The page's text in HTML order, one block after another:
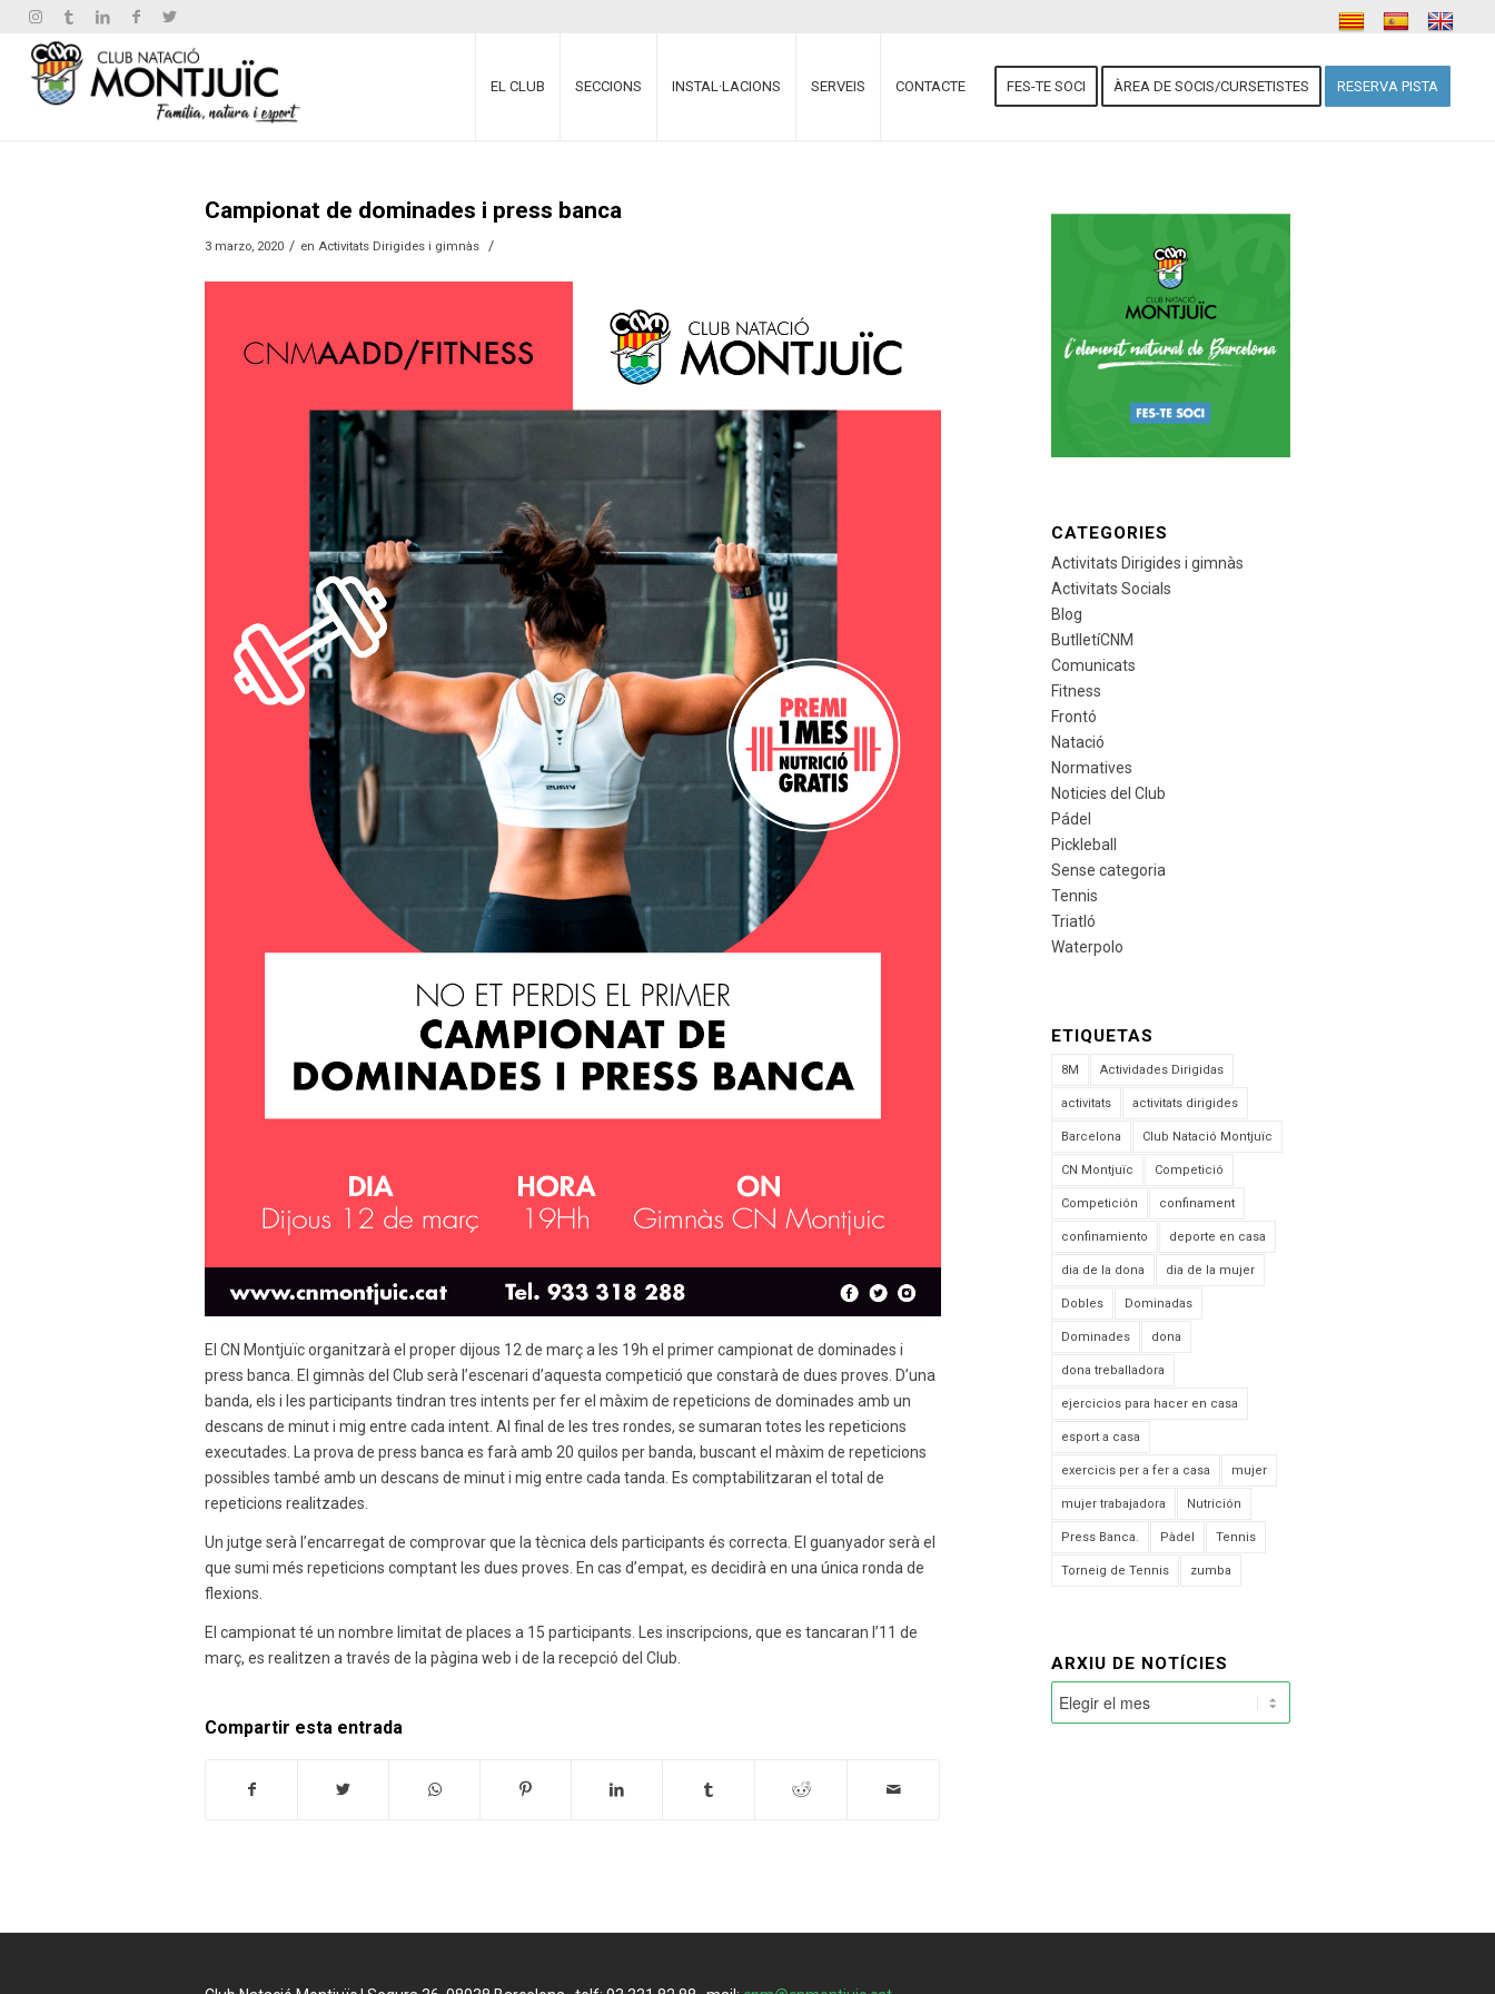
EL CLUB SECCIONS INSTAL·LACIONS SERVEIS CONTACTE FES-TE SOCI ÀREA DE SOCIS/CURSETISTES RESERVA PISTA
Campionat de dominades i press banca
3 marzo, 2020 / enActivitats Dirigides i gimnàs /
El CN Montjuïc organitzarà el proper dijous 12 de març a les 19h el primer campionat de dominades i
press banca. El gimnàs del Club serà l’escenari d’aquesta competició que constarà de dues proves. D’una
banda, els i les participants tindran tres intents per fer el màxim de repeticions de dominades amb un
descans de minut i mig entre cada intent. Al final de les tres rondes, se sumaran totes les repeticions
executades. La prova de press banca es farà amb 20 quilos per banda, buscant el màxim de repeticions
possibles també amb un descans de minut i mig entre cada tanda. Es comptabilitzaran el total de
repeticions realitzades.
Un jutge serà l’encarregat de comprovar que la tècnica dels participants és correcta. El guanyador serà el
que sumi més repeticions comptant les dues proves. En cas d’empat, es decidirà en una única ronda de
flexions.
El campionat té un nombre limitat de places a 15 participants. Les inscripcions, que es tancaran l’11 de
març, es realitzen a través de la pàgina web i de la recepció del Club.
Compartir esta entrada
CATEGORIES
Activitats Dirigides i gimnàs
Activitats Socials
Blog
ButlletíCNM
Comunicats
Fitness
Frontó
Natació
Normatives
Noticies del Club
Pádel
Pickleball
Sense categoria
Tennis
Triatló
Waterpolo
ETIQUETAS
8M Actividades Dirigidas
activitats activitats dirigides
Barcelona Club Natació Montjuïc
CN Montjuïc Competició
Competición confinament
confinamiento deporte en casa
dia de la dona dia de la mujer
Dobles Dominadas
Dominades dona
dona treballadora
ejercicios para hacer en casa
esport a casa
exercicis per a fer a casa mujer
mujer trabajadora Nutrición
Press Banca. Pàdel Tennis
Torneig de Tennis zumba
ARXIU DE NOTÍCIES